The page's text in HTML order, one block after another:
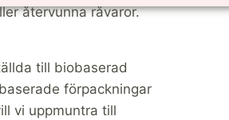
återvunna råvaror.
till biobaserad
förpackningar
vi uppmuntra till